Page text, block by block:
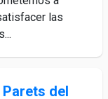
las
del